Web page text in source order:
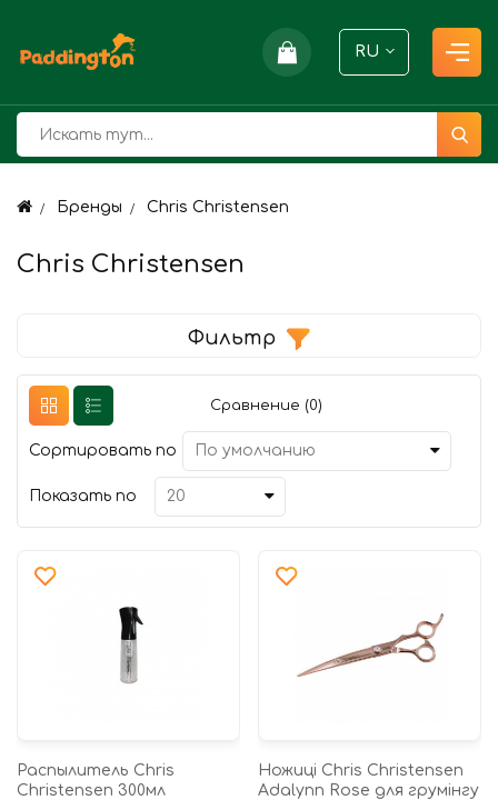
RU
Бренды Chris Christensen
Chris Christensen
Фильтр
Сравнение (0)
Сортировать по
Показать по
Распылитель Chris
Christensen 300мл
Ножиці Chris Christensen
Adalynn Rose для грумінгу